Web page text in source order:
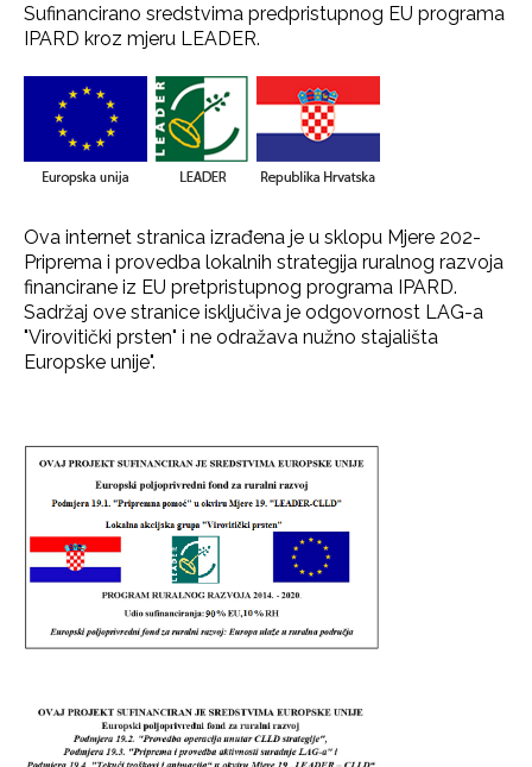
Sufinancirano sredstvima predpristupnog EU programa
IPARD kroz mjeru LEADER.
Ova internet stranica izrađena je u sklopu Mjere 202-
Priprema i provedba lokalnih strategija ruralnog razvoja
financirane iz EU pretpristupnog programa IPARD.
Sadržaj ove stranice isključiva je odgovornost LAG-a
"Virovitički prsten" i ne odražava nužno stajališta
Europske unije".